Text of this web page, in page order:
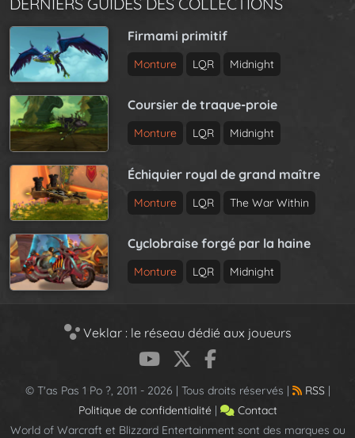
Firmami primitif
Monture LQR Midnight
Coursier de traque-proie
Monture LQR Midnight
Échiquier royal de grand maître
Monture LQR The War Within
Cyclobraise forgé par la haine
Monture LQR Midnight
Veklar : le réseau dédié aux joueurs
© T'as Pas 1 Po ?, 2011 - 2026 | Tous droits réservés | RSS|
Politique de confidentialité|
Contact
World of Warcraft et Blizzard Entertainment sont des marques ou